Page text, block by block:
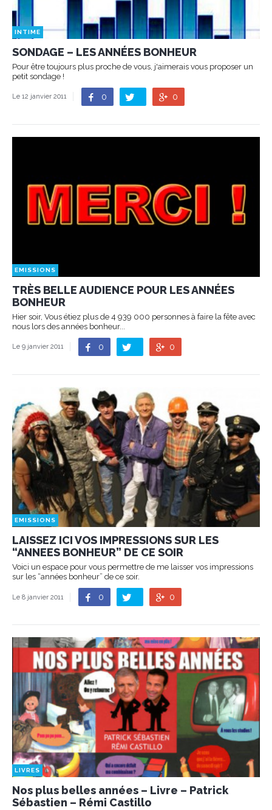
INTIME
SONDAGE – LES ANNÉES BONHEUR
Pour être toujours plus proche de vous, j'aimerais vous proposer un
petit sondage !
Le 12 janvier 2011 0 0
EMISSIONS
TRÈS BELLE AUDIENCE POUR LES ANNÉES
BONHEUR
Hier soir, Vous étiez plus de 4 939 000 personnes à faire la fête avec
nous lors des années bonheur...
Le 9 janvier 2011 0 0
EMISSIONS
LAISSEZ ICI VOS IMPRESSIONS SUR LES
“ANNEES BONHEUR” DE CE SOIR
Voici un espace pour vous permettre de me laisser vos impressions
sur les “années bonheur” de ce soir.
Le 8 janvier 2011 0 0
LIVRES
Nos plus belles années – Livre – Patrick
Sébastien – Rémi Castillo